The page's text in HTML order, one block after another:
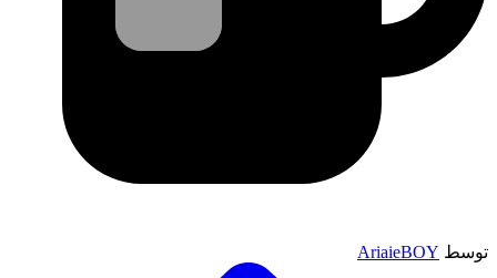
توسطAriaieBOY